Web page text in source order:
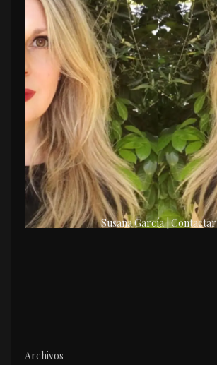
Susana García | Contactar
Archivos